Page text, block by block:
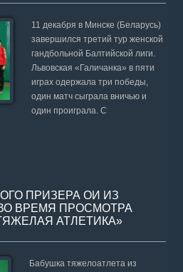
11 декабря в Минске (Беларусь)
завершился третий тур женской
гандбольной Балтийской лиги.
Львовская «Галичанка» в пяти
играх одержала три победы,
один матч сыграла вничью и
один проиграла. С
ПРИЗЕРА ОИ ИЗ
ВРЕМЯ ПРОСМОТРА
АТЛЕТИКА»
Бабушка тяжелоатлета из